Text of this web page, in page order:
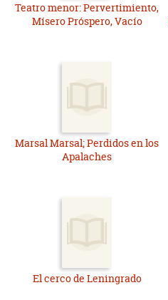
Teatro menor: Pervertimiento,
Mísero Próspero, Vacío
Marsal Marsal; Perdidos en los
Apalaches
El cerco de Leningrado